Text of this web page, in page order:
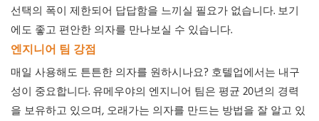
선택의 폭이 제한되어 답답함을 느끼실 필요가 없습니다. 보기
에도 좋고 편안한 의자를 만나보실 수 있습니다.
엔지니어 팀 강점
매일 사용해도 튼튼한 의자를 원하시나요? 호텔업에서는 내구
성이 중요합니다. 유메우야의 엔지니어 팀은 평균 20년의 경력
을 보유하고 있으며, 오래가는 의자를 만드는 방법을 잘 알고 있